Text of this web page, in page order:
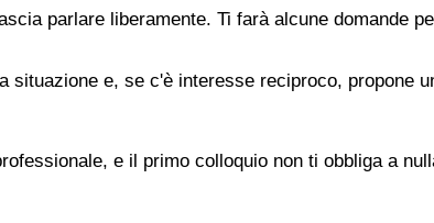
parlare liberamente. Ti farà alcune domande
situazione e, se c'è interesse reciproco, propone
e il primo colloquio non ti obbliga a